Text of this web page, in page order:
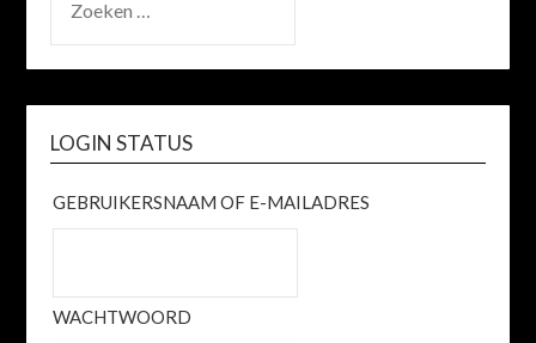
NAAR:
LOGIN STATUS
GEBRUIKERSNAAM OF E-MAILADRES
WACHTWOORD